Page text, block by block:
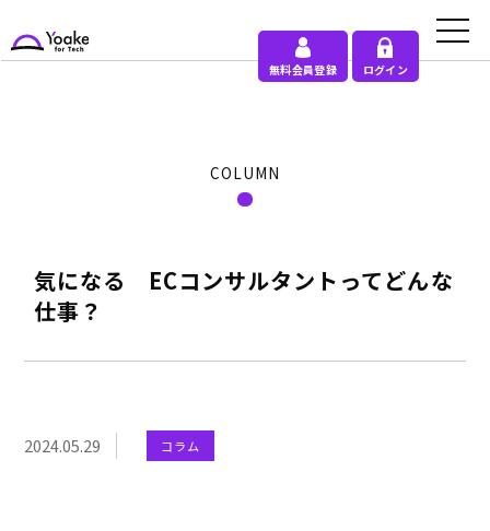
無料会員登録 ログイン
気になる ECコンサルタントってどんな
仕事？
COLUMN
2024.05.29 コラム